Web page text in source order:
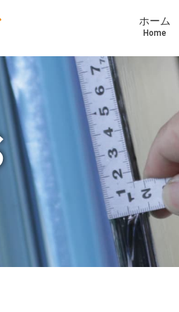
ホーム
Home